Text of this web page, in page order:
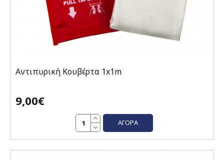
Αντιπυρική Κουβέρτα 1x1m
9,00€
ΑΓΟΡΆ